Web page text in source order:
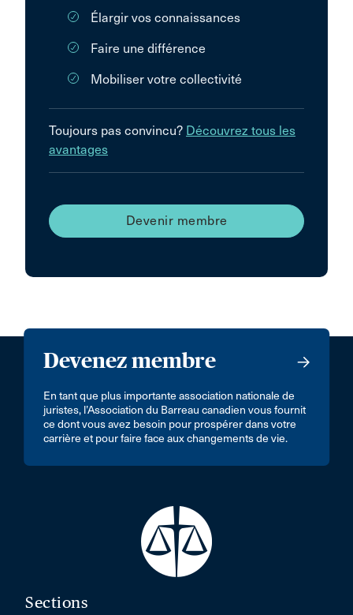
Élargir vos connaissances
Faire une différence
Mobiliser votre collectivité
Toujours pas convincu? Découvrez tous les
avantages
Devenir membre
Devenez membre
En tant que plus importante association nationale de
juristes, l’Association du Barreau canadien vous fournit
ce dont vous avez besoin pour prospérer dans votre
carrière et pour faire face aux changements de vie.
Sections